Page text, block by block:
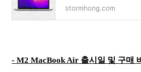
stormhong.com
- M2 MacBook Air 출시일 및 구매